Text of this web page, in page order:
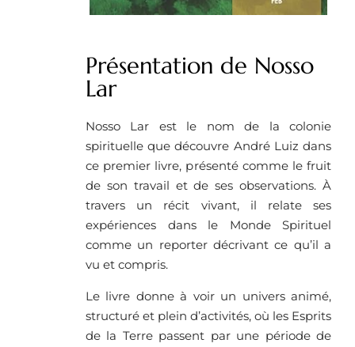
Présentation de Nosso
Lar
Nosso Lar est le nom de la colonie
spirituelle que découvre André Luiz dans
ce premier livre, présenté comme le fruit
de son travail et de ses observations. À
travers un récit vivant, il relate ses
expériences dans le Monde Spirituel
comme un reporter décrivant ce qu’il a
vu et compris.
Le livre donne à voir un univers animé,
structuré et plein d’activités, où les Esprits
de la Terre passent par une période de